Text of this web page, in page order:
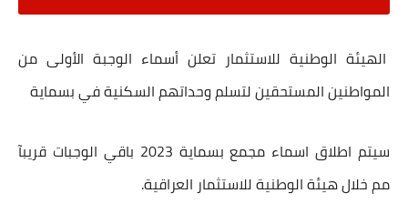
الهيئة الوطنية للاستثمار تعلن أسماء الوجبة الأولى من
المواطنين المستحقين لتسلم وحداتهم السكنية في بسماية
سيتم اطلاق اسماء مجمع بسماية 2023 باقي الوجبات قريبآ
مم خلال هيئة الوطنية للاستثمار العراقية.